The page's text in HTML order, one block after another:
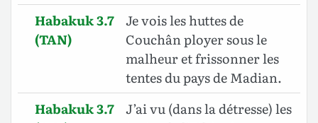
Habakuk 3.7
(TAN)
Je vois les huttes de
Couchân ployer sous le
malheur et frissonner les
tentes du pays de Madian.
Habakuk 3.7 J’ai vu (dans la détresse) les